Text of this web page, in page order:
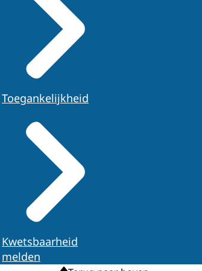
Toegankelijkheid
Kwetsbaarheid
melden